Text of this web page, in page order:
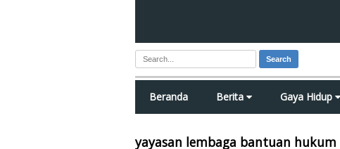
Search
Beranda Berita Gaya Hidup
yayasan lembaga bantuan hukum